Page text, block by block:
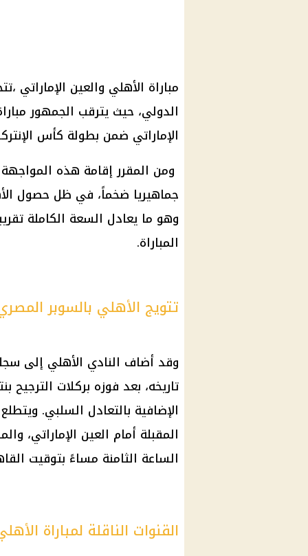
مباراة الأهلي والعين الإماراتي
الدولي، حيث يترقب الجمهور
الإماراتي ضمن بطولة كأس
ومن المقرر إقامة هذه
وهو ما يعادل السعة الكاملة
المباراة.
تتويج الأهلي بالسوبر
الإضافية بالتعادل السلبي.
الساعة الثامنة مساءً بتوقيت
القنوات الناقلة لمباراة